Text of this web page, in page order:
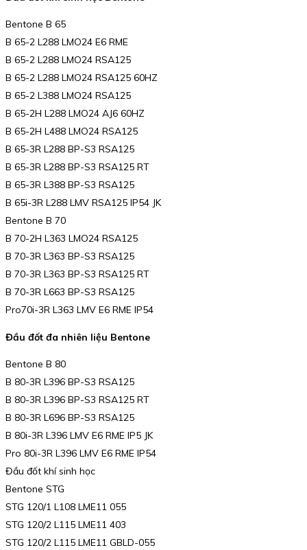
Bentone B 65
B 65-2 L288 LMO24 E6 RME
B 65-2 L288 LMO24 RSA125
B 65-2 L288 LMO24 RSA125 60HZ
B 65-2 L388 LMO24 RSA125
B 65-2H L288 LMO24 AJ6 60HZ
B 65-2H L488 LMO24 RSA125
B 65-3R L288 BP-S3 RSA125
B 65-3R L288 BP-S3 RSA125 RT
B 65-3R L388 BP-S3 RSA125
B 65i-3R L288 LMV RSA125 IP54 JK
Bentone B 70
B 70-2H L363 LMO24 RSA125
B 70-3R L363 BP-S3 RSA125
B 70-3R L363 BP-S3 RSA125 RT
B 70-3R L663 BP-S3 RSA125
Pro70i-3R L363 LMV E6 RME IP54
Đầu đốt đa nhiên liệu Bentone
Bentone B 80
B 80-3R L396 BP-S3 RSA125
B 80-3R L396 BP-S3 RSA125 RT
B 80-3R L696 BP-S3 RSA125
B 80i-3R L396 LMV E6 RME IP5 JK
Pro 80i-3R L396 LMV E6 RME IP54
Đầu đốt khí sinh học
Bentone STG
STG 120/1 L108 LME11 055
STG 120/2 L115 LME11 403
STG 120/2 L115 LME11 GBLD-055